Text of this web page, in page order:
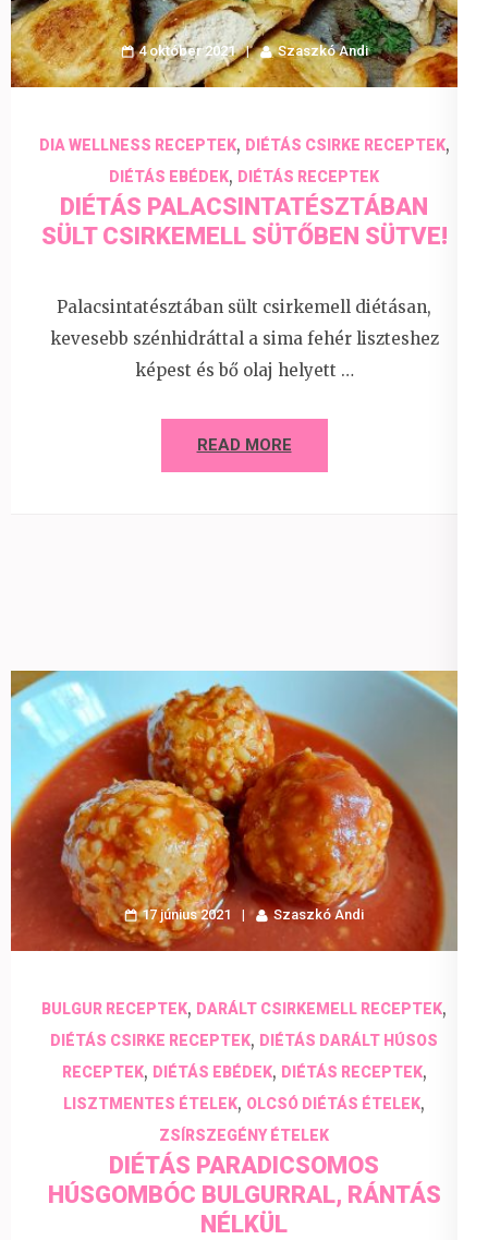
4 október 2021 Szaszkó Andi
DIA WELLNESS RECEPTEK, DIÉTÁS CSIRKE RECEPTEK,
DIÉTÁS EBÉDEK, DIÉTÁS RECEPTEK
DIÉTÁS PALACSINTATÉSZTÁBAN
SÜLT CSIRKEMELL SÜTŐBEN SÜTVE!
Palacsintatésztában sült csirkemell diétásan,
kevesebb szénhidráttal a sima fehér liszteshez
képest és bő olaj helyett …
READ MORE
17 június 2021 Szaszkó Andi
BULGUR RECEPTEK, DARÁLT CSIRKEMELL RECEPTEK,
DIÉTÁS CSIRKE RECEPTEK, DIÉTÁS DARÁLT HÚSOS
RECEPTEK, DIÉTÁS EBÉDEK, DIÉTÁS RECEPTEK,
LISZTMENTES ÉTELEK, OLCSÓ DIÉTÁS ÉTELEK,
ZSÍRSZEGÉNY ÉTELEK
DIÉTÁS PARADICSOMOS
HÚSGOMBÓC BULGURRAL, RÁNTÁS
NÉLKÜL